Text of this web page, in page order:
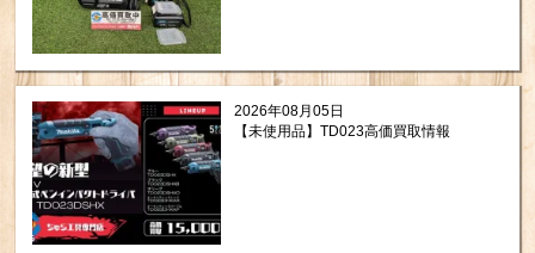
2026年08月05日
【未使用品】TD023高価買取情報